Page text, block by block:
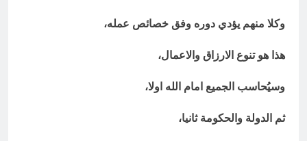
وكلا منهم يؤدي دوره وفق خصائص عمله،
هذا هو تنوع الارزاق والاعمال،
وسيُحاسب الجميع امام الله اولا،
ثم الدولة والحكومة ثانيا،